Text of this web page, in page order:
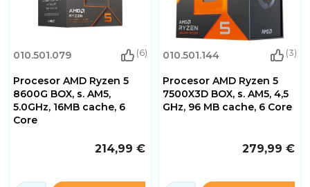
010.501.079 (6)
Procesor AMD Ryzen 5
8600G BOX, s. AM5,
5.0GHz, 16MB cache, 6
Core
214,99 €
010.501.144 (3)
Procesor AMD Ryzen 5
7500X3D BOX, s. AM5, 4,5
GHz, 96 MB cache, 6 Core
279,99 €